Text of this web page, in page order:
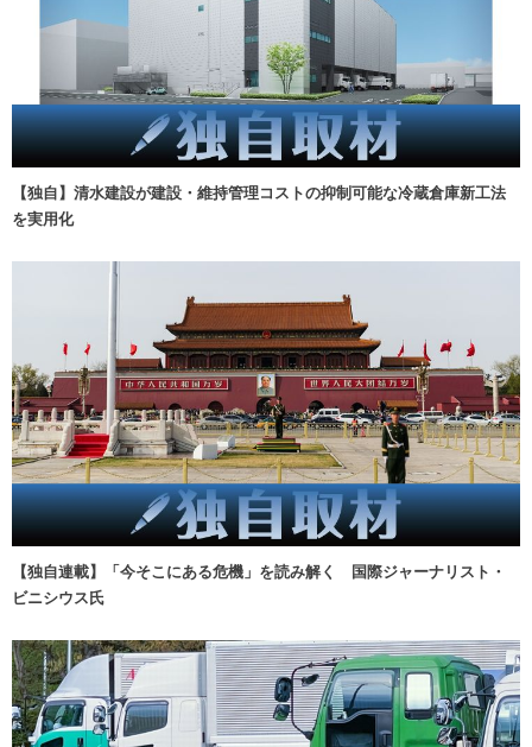
【独自】清水建設が建設・維持管理コストの抑制可能な冷蔵倉庫新工法
を実用化
【独自連載】「今そこにある危機」を読み解く 国際ジャーナリスト・
ビニシウス氏